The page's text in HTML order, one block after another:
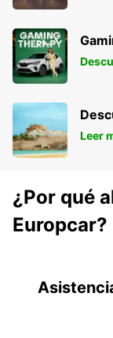
Leer
¿Por qué
Europcar?